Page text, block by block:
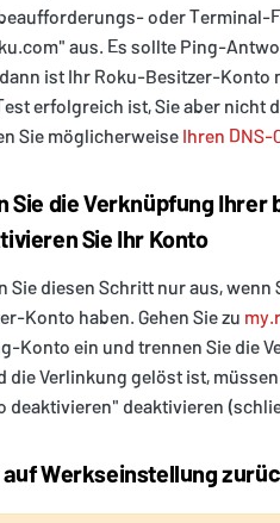
oder Terminal-
aus. Es sollte Ping-
ist Ihr Roku-Besitzer-
erfolgreich ist, Sie aber
Sie möglicherweise Ihren DNS-
Sie die Verknüpfung Ihrer
Sie Ihr Konto
Sie diesen Schritt nur aus,
Konto haben. Gehen Sie zu
Konto ein und trennen Sie die
die Verlinkung gelöst ist,
deaktivieren" deaktivieren
auf Werkseinstellung